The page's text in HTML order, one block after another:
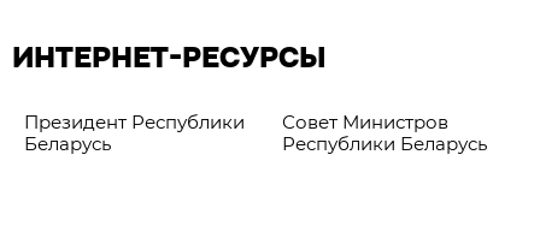
ИНТЕРНЕТ-РЕСУРСЫ
Президент Республики
Беларусь
Совет Министров
Республики Беларусь